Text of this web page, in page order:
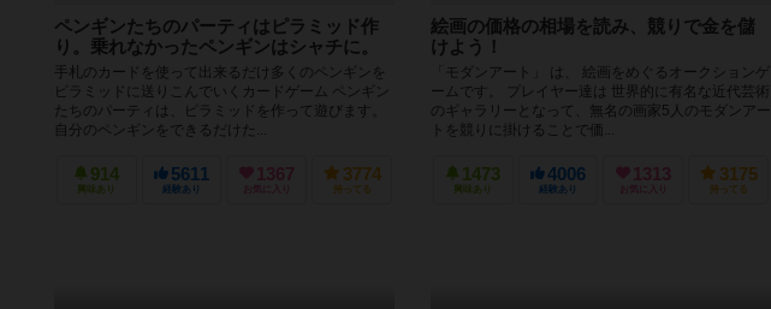
ペンギンたちのパーティはピラミッド作
り。乗れなかったペンギンはシャチに。
手札のカードを使って出来るだけ多くのペンギンを
ピラミッドに送りこんでいくカードゲーム ペンギン
たちのパーティは、ピラミッドを作って遊びます。
自分のペンギンをできるだけた...
914
興味あり
5611
経験あり
1367
お気に入り
3774
持ってる
絵画の価格の相場を読み、競りで金を儲
けよう！
「モダンアート」 は、 絵画をめぐるオークションゲ
ームです。 プレイヤー達は 世界的に有名な近代芸術
のギャラリーとなって、無名の画家5人のモダンアー
トを競りに掛けることで価...
1473
興味あり
4006
経験あり
1313
お気に入り
3175
持ってる